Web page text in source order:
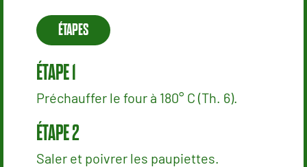
ÉTAPES
Préchauffer le four à 180° C (Th. 6).
Saler et poivrer les paupiettes.